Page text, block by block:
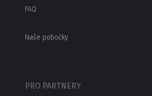
FAQ
Naše pobočky
PRO PARTNERY